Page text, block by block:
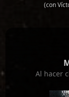
(con
Al hacer